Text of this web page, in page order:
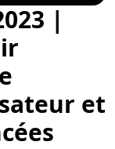
|
et